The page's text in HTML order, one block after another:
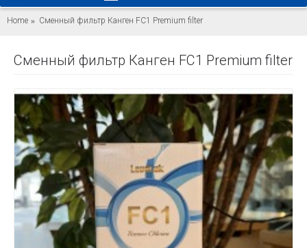
Home Сменный фильтр Канген FC1 Premium filter
Сменный фильтр Канген FC1 Premium filter